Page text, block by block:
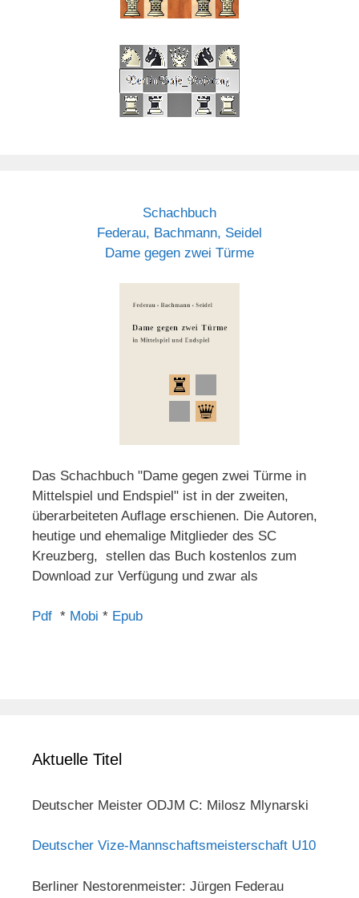
Schachbuch
Federau, Bachmann, Seidel
Dame gegen zwei Türme
Das Schachbuch "Dame gegen zwei Türme in
Mittelspiel und Endspiel" ist in der zweiten,
überarbeiteten Auflage erschienen. Die Autoren,
heutige und ehemalige Mitglieder des SC
Kreuzberg, stellen das Buch kostenlos zum
Download zur Verfügung und zwar als
Pdf * Mobi * Epub
Aktuelle Titel
Deutscher Meister ODJM C: Milosz Mlynarski
Deutscher Vize-Mannschaftsmeisterschaft U10
Berliner Nestorenmeister: Jürgen Federau